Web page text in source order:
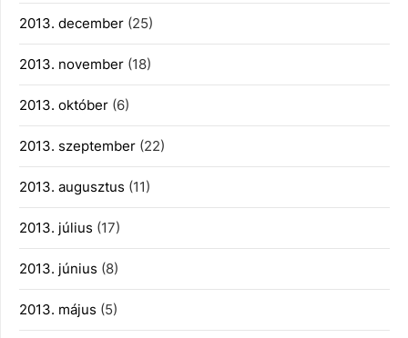
2013. december (25)
2013. november (18)
2013. október (6)
2013. szeptember (22)
2013. augusztus (11)
2013. július (17)
2013. június (8)
2013. május (5)